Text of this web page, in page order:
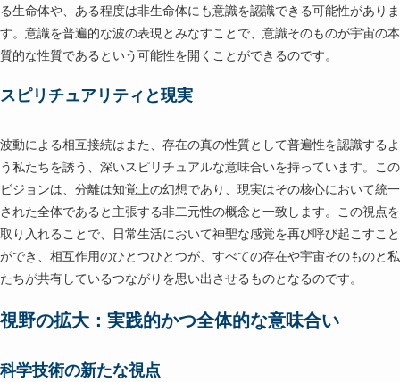
る生命体や、ある程度は非生命体にも意識を認識できる可能性がありま
す。意識を普遍的な波の表現とみなすことで、意識そのものが宇宙の本
質的な性質であるという可能性を開くことができるのです。
スピリチュアリティと現実
波動による相互接続はまた、存在の真の性質として普遍性を認識するよ
う私たちを誘う、深いスピリチュアルな意味合いを持っています。この
ビジョンは、分離は知覚上の幻想であり、現実はその核心において統一
された全体であると主張する非二元性の概念と一致します。この視点を
取り入れることで、日常生活において神聖な感覚を再び呼び起こすこと
ができ、相互作用のひとつひとつが、すべての存在や宇宙そのものと私
たちが共有しているつながりを思い出させるものとなるのです。
視野の拡大：実践的かつ全体的な意味合い
科学技術の新たな視点